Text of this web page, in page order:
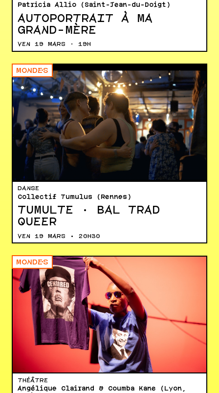
Patricia Allio (Saint-Jean-du-Doigt)
AUTOPORTRAIT À MA
GRAND-MÈRE
VEN 19 MARS · 19H
MONDE·S
DANSE
Collectif Tumulus (Rennes)
TUMULTE · BAL TRAD
QUEER
VEN 19 MARS • 20H30
MONDE·S
THÉÂTRE
Angélique Clairand & Coumba Kane (Lyon,